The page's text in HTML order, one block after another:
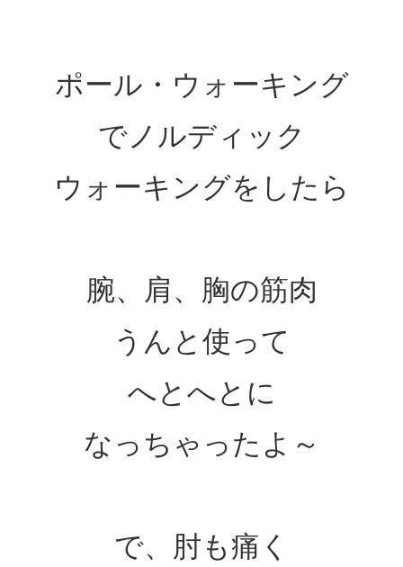
ポール・ウォーキング
でノルディック
ウォーキングをしたら
腕、肩、胸の筋肉
うんと使って
へとへとに
なっちゃったよ～
で、肘も痛く